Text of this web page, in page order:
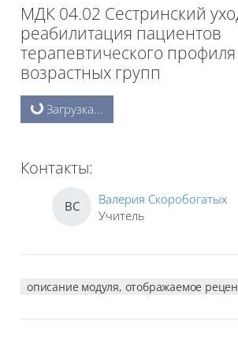
МДК 04.02 Сестринский
реабилитация пациентов
терапевтического
возрастных групп
БлокиЗагрузка...
Контакты:
ВС
Валерия Скоробогатых
Учитель
описание модуля, отображаемое